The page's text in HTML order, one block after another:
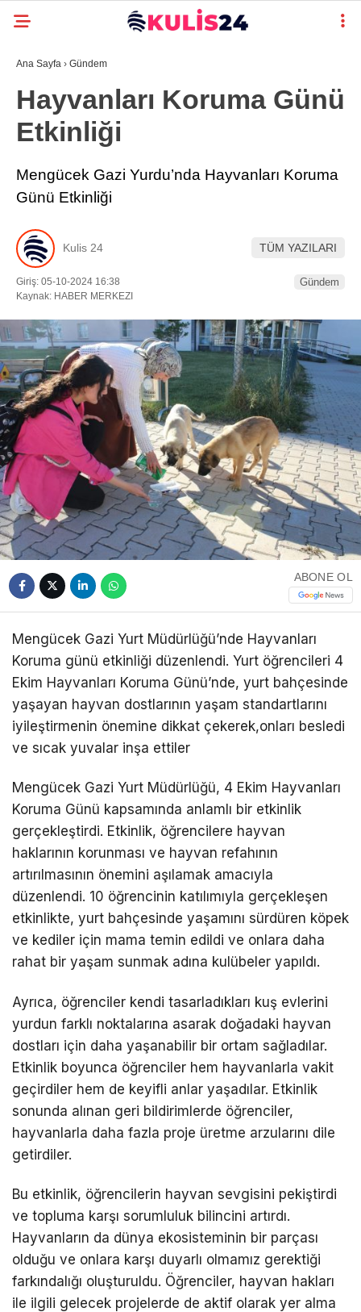
Ana Sayfa › Gündem
Hayvanları Koruma Günü
Etkinliği
Mengücek Gazi Yurdu’nda Hayvanları Koruma
Günü Etkinliği
Kulis 24 TÜM YAZILARI
Giriş: 05-10-2024 16:38
Kaynak: HABER MERKEZI
Gündem
ABONE OL
Mengücek Gazi Yurt Müdürlüğü’nde Hayvanları
Koruma günü etkinliği düzenlendi. Yurt öğrencileri 4
Ekim Hayvanları Koruma Günü’nde, yurt bahçesinde
yaşayan hayvan dostlarının yaşam standartlarını
iyileştirmenin önemine dikkat çekerek,onları besledi
ve sıcak yuvalar inşa ettiler
Mengücek Gazi Yurt Müdürlüğü, 4 Ekim Hayvanları
Koruma Günü kapsamında anlamlı bir etkinlik
gerçekleştirdi. Etkinlik, öğrencilere hayvan
haklarının korunması ve hayvan refahının
artırılmasının önemini aşılamak amacıyla
düzenlendi. 10 öğrencinin katılımıyla gerçekleşen
etkinlikte, yurt bahçesinde yaşamını sürdüren köpek
ve kediler için mama temin edildi ve onlara daha
rahat bir yaşam sunmak adına kulübeler yapıldı.
Ayrıca, öğrenciler kendi tasarladıkları kuş evlerini
yurdun farklı noktalarına asarak doğadaki hayvan
dostları için daha yaşanabilir bir ortam sağladılar.
Etkinlik boyunca öğrenciler hem hayvanlarla vakit
geçirdiler hem de keyifli anlar yaşadılar. Etkinlik
sonunda alınan geri bildirimlerde öğrenciler,
hayvanlarla daha fazla proje üretme arzularını dile
getirdiler.
Bu etkinlik, öğrencilerin hayvan sevgisini pekiştirdi
ve topluma karşı sorumluluk bilincini artırdı.
Hayvanların da dünya ekosisteminin bir parçası
olduğu ve onlara karşı duyarlı olmamız gerektiği
farkındalığı oluşturuldu. Öğrenciler, hayvan hakları
ile ilgili gelecek projelerde de aktif olarak yer alma